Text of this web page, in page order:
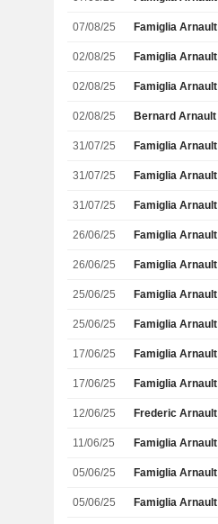
07/08/25 Famiglia Arnault
02/08/25 Famiglia Arnault
02/08/25 Famiglia Arnault
02/08/25 Bernard Arnault
31/07/25 Famiglia Arnault
31/07/25 Famiglia Arnault
31/07/25 Famiglia Arnault
26/06/25 Famiglia Arnault
26/06/25 Famiglia Arnault
25/06/25 Famiglia Arnault
25/06/25 Famiglia Arnault
17/06/25 Famiglia Arnault
17/06/25 Famiglia Arnault
12/06/25 Frederic Arnault
11/06/25 Famiglia Arnault
05/06/25 Famiglia Arnault
05/06/25 Famiglia Arnault